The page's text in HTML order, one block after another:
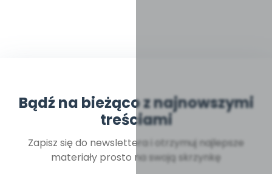
Bądź na bieżąco z najnowszymi
treściami
Zapisz się do newslettera i otrzymuj najlepsze
materiały prosto na swoją skrzynkę